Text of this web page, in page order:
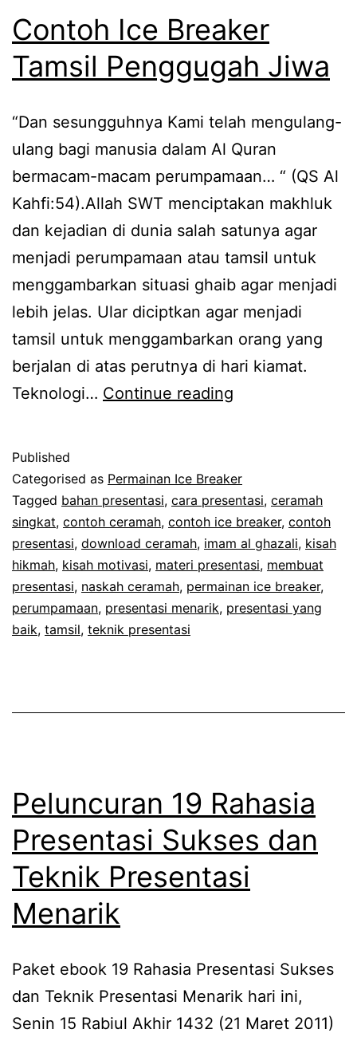
Contoh Ice Breaker
Tamsil Penggugah Jiwa
“Dan sesungguhnya Kami telah mengulang-
ulang bagi manusia dalam Al Quran
bermacam-macam perumpamaan… “ (QS Al
Kahfi:54).Allah SWT menciptakan makhluk
dan kejadian di dunia salah satunya agar
menjadi perumpamaan atau tamsil untuk
menggambarkan situasi ghaib agar menjadi
lebih jelas. Ular diciptkan agar menjadi
tamsil untuk menggambarkan orang yang
berjalan di atas perutnya di hari kiamat.
Teknologi… Continue reading
Tamsil
Penggugah
Jiwa
Published
Categorised as Permainan Ice Breaker
Tagged bahan presentasi, cara presentasi, ceramah
singkat, contoh ceramah, contoh ice breaker, contoh
presentasi, download ceramah, imam al ghazali, kisah
hikmah, kisah motivasi, materi presentasi, membuat
presentasi, naskah ceramah, permainan ice breaker,
perumpamaan, presentasi menarik, presentasi yang
baik, tamsil, teknik presentasi
Peluncuran 19 Rahasia
Presentasi Sukses dan
Teknik Presentasi
Menarik
Paket ebook 19 Rahasia Presentasi Sukses
dan Teknik Presentasi Menarik hari ini,
Senin 15 Rabiul Akhir 1432 (21 Maret 2011)